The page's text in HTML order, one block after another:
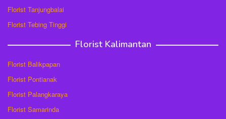
Florist Tanjungbalai
Florist Tebing Tinggi
Florist Kalimantan
Florist Balikpapan
Florist Pontianak
Florist Palangkaraya
Florist Samarinda